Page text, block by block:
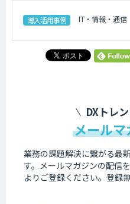
導入活用事例 IT・情報・通信
DXトレ
メール
業務の課題解決に繋がる最
す。 メールマガジンの配信
よりご登録ください。登録無